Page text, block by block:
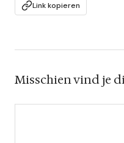
Link kopieren
Misschien vind je